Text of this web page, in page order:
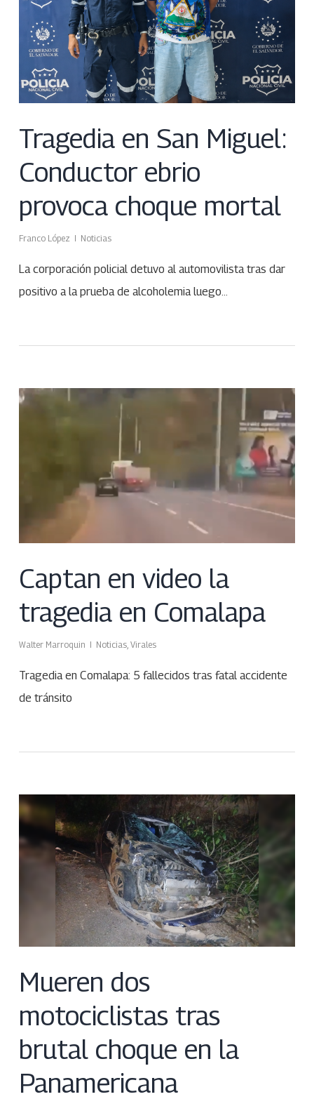
Tragedia en San Miguel:
Conductor ebrio
provoca choque mortal
Franco López Noticias
La corporación policial detuvo al automovilista tras dar
positivo a la prueba de alcoholemia luego…
Captan en video la
tragedia en Comalapa
Walter Marroquin Noticias, Virales
Tragedia en Comalapa: 5 fallecidos tras fatal accidente
de tránsito
Mueren dos
motociclistas tras
brutal choque en la
Panamericana